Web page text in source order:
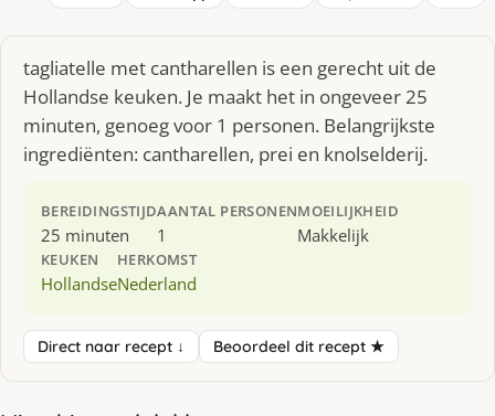
tagliatelle met cantharellen is een gerecht uit de
Hollandse keuken. Je maakt het in ongeveer 25
minuten, genoeg voor 1 personen. Belangrijkste
ingrediënten: cantharellen, prei en knolselderij.
BEREIDINGSTIJD
25 minuten
AANTAL PERSONEN
1
MOEILIJKHEID
Makkelijk
KEUKEN
Hollandse
HERKOMST
Nederland
Direct naar recept ↓ Beoordeel dit recept ★